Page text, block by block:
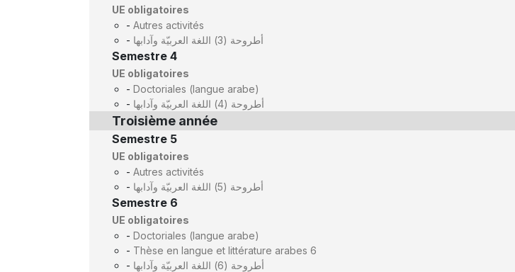
UE obligatoires
- Autres activités
-
أطروحة (3) اللغة العربيّة وآدابها
Semestre 4
UE obligatoires
- Doctoriales (langue arabe)
-
أطروحة (4) اللغة العربيّة وآدابها
Troisième année
Semestre 5
UE obligatoires
- Autres activités
-
أطروحة (5) اللغة العربيّة وآدابها
Semestre 6
UE obligatoires
- Doctoriales (langue arabe)
- Thèse en langue et littérature arabes 6
-
أطروحة (6) اللغة العربيّة وآدابها